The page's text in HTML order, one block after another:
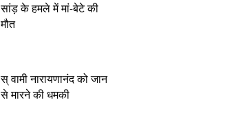
सांड़ के हमले में मां-बेटे की
मौत
स् वामी नारायणानंद को जान
से मारने की धमकी